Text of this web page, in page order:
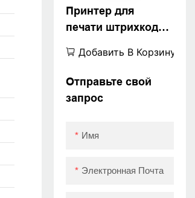
Принтер для
печати штрихкодов
совместимый с
Windows, iOS и
Android, USB+WIFI.
Добавить В Корзину
Отправьте свой
запрос
Имя
Электронная Почта